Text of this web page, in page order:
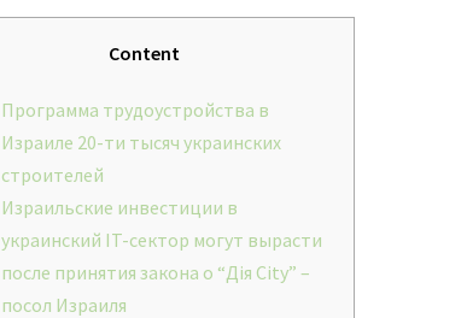
Content
Программа трудоустройства в
Израиле 20-ти тысяч украинских
строителей
Израильские инвестиции в
украинский IT-сектор могут вырасти
после принятия закона о “Дія City” –
посол Израиля